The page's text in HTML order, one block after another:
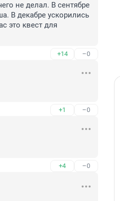
не делал. В сентябре
В декабре ускорились
это квест для
+14 –0
+1 –0
+4 –0